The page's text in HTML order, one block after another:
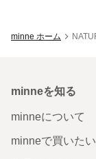
minne ホーム
minneを知る
minneについて
minneで買いたい